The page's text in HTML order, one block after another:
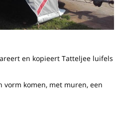
en kopieert Tatteljee luifels
vorm komen, met muren, een